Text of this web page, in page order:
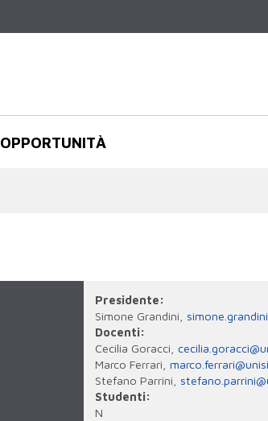
OPPORTUNITÀ
Presidente:
Simone Grandini,
Docenti:
Cecilia Goracci,
Marco Ferrari,
Stefano Parrini,
Studenti:
N